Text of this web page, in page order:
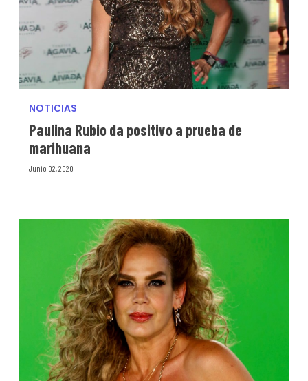
NOTICIAS
Paulina Rubio da positivo a prueba de
marihuana
Junio 02, 2020